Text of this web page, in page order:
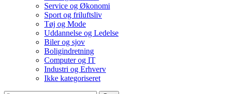
Service og Økonomi
Sport og friluftsliv
Tøj og Mode
Uddannelse og Ledelse
Biler og sjov
Boligindretning
Computer og IT
Industri og Erhverv
Ikke kategoriseret